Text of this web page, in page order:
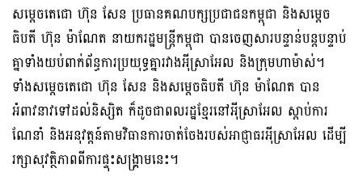
សម្តេចតេជោ ហ៊ុន សែន ប្រធានគណបក្សប្រជាជនកម្ពុជា និងសម្តេច
ធិបតី ហ៊ុន ម៉ាណែត នាយករដ្ឋមន្ត្រីកម្ពុជា បានចេញសារបន្ទាន់បន្តបន្ទាប់
គ្នាទាំងយប់ពាក់ព័ន្ធការប្រយុទ្ធគ្នារវាងអ៉ីស្រាអែល និងក្រុមហាម៉ាស់។
ទាំងសម្តេចតេជោ ហ៊ុន សែន និងសម្តេចធិបតី ហ៊ុន ម៉ាណែត បាន
អំពាវនាវទៅដល់និស្សិត ក៏ដូចជាពលរដ្ឋខ្មែរនៅអ៉ីស្រាអែល ស្តាប់ការ
ណែនាំ និងអនុវត្តន៍តាមវិធានការចាត់ចែងរបស់អាជ្ញាធរអ៉ីស្រាអែល ដើម្បី
រក្សាសុវត្ថិភាពពីការផ្ទុះសង្គ្រាមនេះ។